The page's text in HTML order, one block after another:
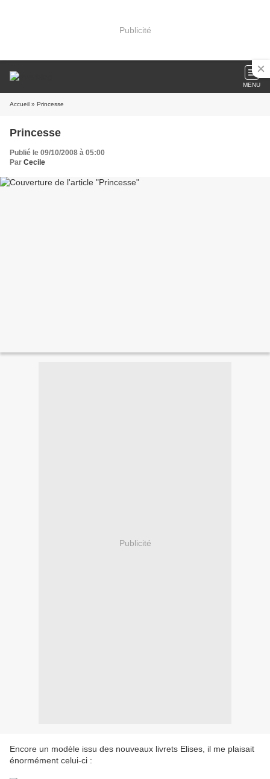
Publicité
MENU
Accueil » Princesse
Princesse
Publié le 09/10/2008 à 05:00
Par Cecile
Publicité
Encore un modèle issu des nouveaux livrets Elises, il me plaisait
énormément celui-ci :